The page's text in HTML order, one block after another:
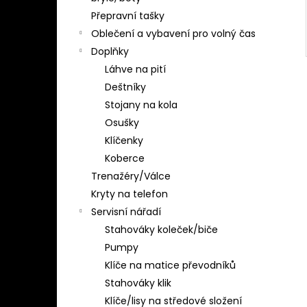
Přepravní tašky
Oblečení a vybavení pro volný čas
Doplňky
Láhve na pití
Deštníky
Stojany na kola
Osušky
Klíčenky
Koberce
Trenažéry/Válce
Kryty na telefon
Servisní nářadí
Stahováky koleček/biče
Pumpy
Klíče na matice převodníků
Stahováky klik
Klíče/lisy na středové složení